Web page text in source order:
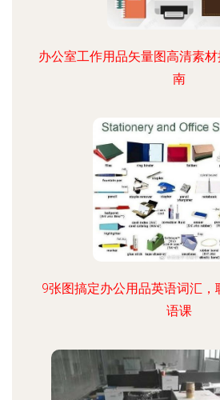
办公室工作用品矢量图高清素
南
9张图搞定办公用品英语词汇
语课